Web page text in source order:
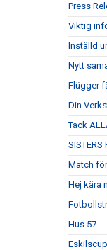
Press
Viktig
Inställd
Nytt
Flügger
Din
Tack
SISTERS
Match
Hej kära
Hus 57